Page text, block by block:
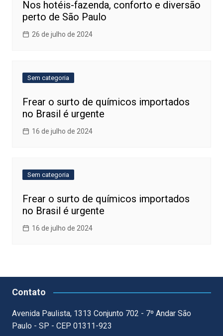
Nos hotéis-fazenda, conforto e diversão
perto de São Paulo
26 de julho de 2024
Sem categoria
Frear o surto de químicos importados
no Brasil é urgente
16 de julho de 2024
Sem categoria
Frear o surto de químicos importados
no Brasil é urgente
16 de julho de 2024
Contato
Avenida Paulista, 1313 Conjunto 702 - 7º Andar São
Paulo - SP - CEP 01311-923